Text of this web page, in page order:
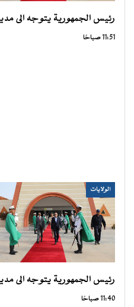
رئيس الجمهورية يتوجه الى
11:51 صباحًا
الولايات
رئيس الجمهورية يتوجه الى
11:40 صباحًا